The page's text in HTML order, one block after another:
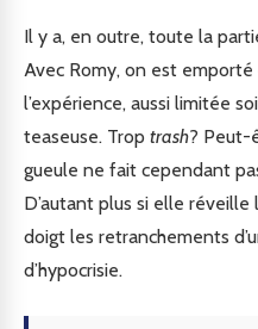
Il y a, en outre, toute la
Avec Romy, on est
l’expérience, aussi limitée
teaseuse. Trop trash? Peut-
gueule ne fait cependant
D’autant plus si elle
doigt les retranchements
d’hypocrisie.